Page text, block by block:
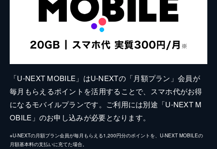
「U-NEXT MOBILE」はU-NEXTの「月額プラン」会員が
毎月もらえるポイントを活用することで、スマホ代がお得
になるモバイルプランです。ご利用には別途「U-NEXT M
OBILE」のお申し込みが必要となります。
※U-NEXTの月額プラン会員が毎月もらえる1,200円分のポイントを、U-NEXT MOBILEの
月額基本料の支払いに充てた場合。